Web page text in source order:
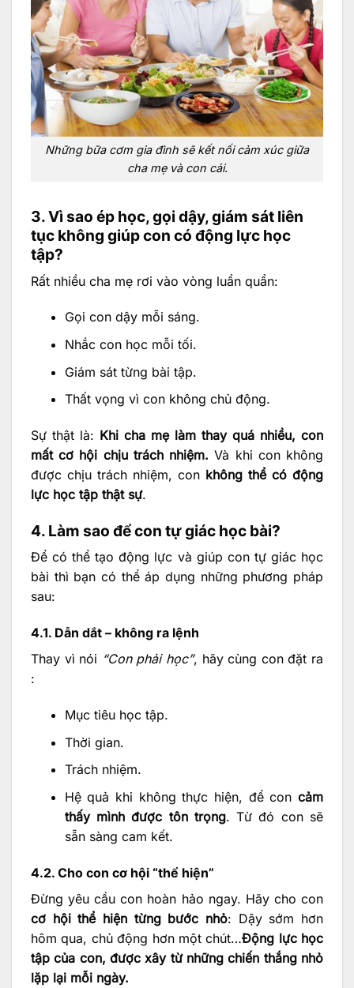
Những bữa cơm gia đình sẽ kết nối cảm xúc giữa
cha mẹ và con cái.
3. Vì sao ép học, gọi dậy, giám sát liên
tục không giúp con có động lực học
tập?
Rất nhiều cha mẹ rơi vào vòng luẩn quẩn:
Gọi con dậy mỗi sáng.
Nhắc con học mỗi tối.
Giám sát từng bài tập.
Thất vọng vì con không chủ động.
Sự thật là: Khi cha mẹ làm thay quá nhiều, con
mất cơ hội chịu trách nhiệm.Và khi con không
được chịu trách nhiệm, con không thể có động
lực học tập thật sự.
4. Làm sao để con tự giác học bài?
Để có thể tạo động lực và giúp con tự giác học
bài thì bạn có thể áp dụng những phương pháp
sau:
4.1. Dẫn dắt – không ra lệnh
Thay vì nói “Con phải học”, hãy cùng con đặt ra
:
Mục tiêu học tập.
Thời gian.
Trách nhiệm.
Hệ quả khi không thực hiện, để con cảm
thấy mình được tôn trọng. Từ đó con sẽ
sẵn sàng cam kết.
4.2. Cho con cơ hội “thể hiện”
Đừng yêu cầu con hoàn hảo ngay. Hãy cho con
cơ hội thể hiện từng bước nhỏ: Dậy sớm hơn
hôm qua, chủ động hơn một chút…Động lực học
tập của con, được xây từ những chiến thắng nhỏ
lặp lại mỗi ngày.